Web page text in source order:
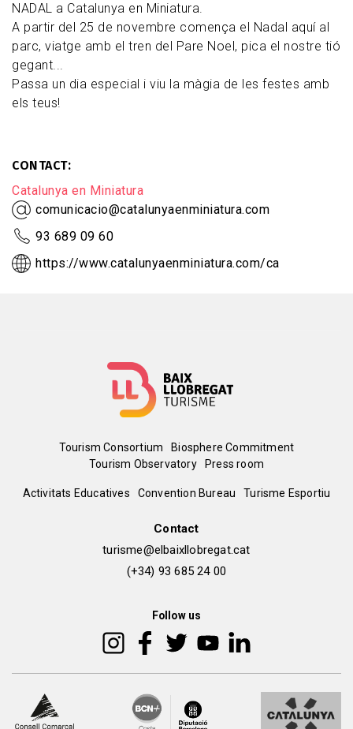
NADAL a Catalunya en Miniatura.
A partir del 25 de novembre comença el Nadal aquí al
parc, viatge amb el tren del Pare Noel, pica el nostre tió
gegant...
Passa un dia especial i viu la màgia de les festes amb
els teus!
CONTACT
Catalunya en Miniatura
comunicacio@catalunyaenminiatura.com
93 689 09 60
https://www.catalunyaenminiatura.com/ca
Menú
del
Tourism Consortium
Biosphere Commitment
Tourism Observatory
Press room
Peu
Activitats Educatives Convention Bureau Turisme Esportiu
Contact
turisme@elbaixllobregat.cat
(+34) 93 685 24 00
Follow us